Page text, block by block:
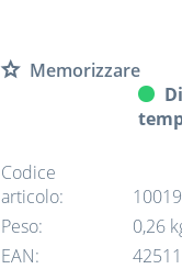
Memorizzare
Codice
articolo:
Peso:
0,26
EAN: